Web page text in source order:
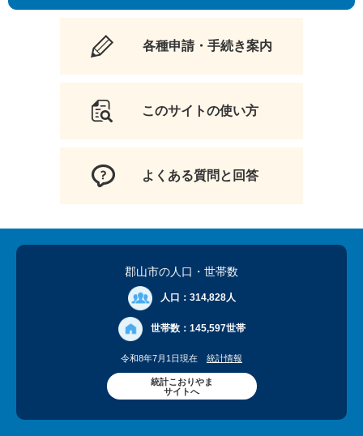
各種申請・手続き案内
このサイトの使い方
よくある質問と回答
郡山市の人口 ・世帯数
人口： 314,828人
世帯数： 145,597世帯
令和8年7月1日現在 統計情報
統計こおりやま
サイトへ